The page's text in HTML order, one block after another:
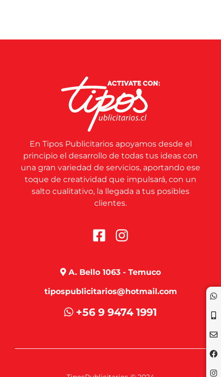
En Tipos Publicitarios apoyamos desde el
principio el desarrollo de todas tus ideas con
una gran variedad de servicios, aportando ese
toque de creatividad que impulsará, con un
salto cualitativo, la llegada a tus posibles
clientes.
A. Bello 1063 - Temuco
tipospublicitarios@hotmail.com
+56 9 9474 1991